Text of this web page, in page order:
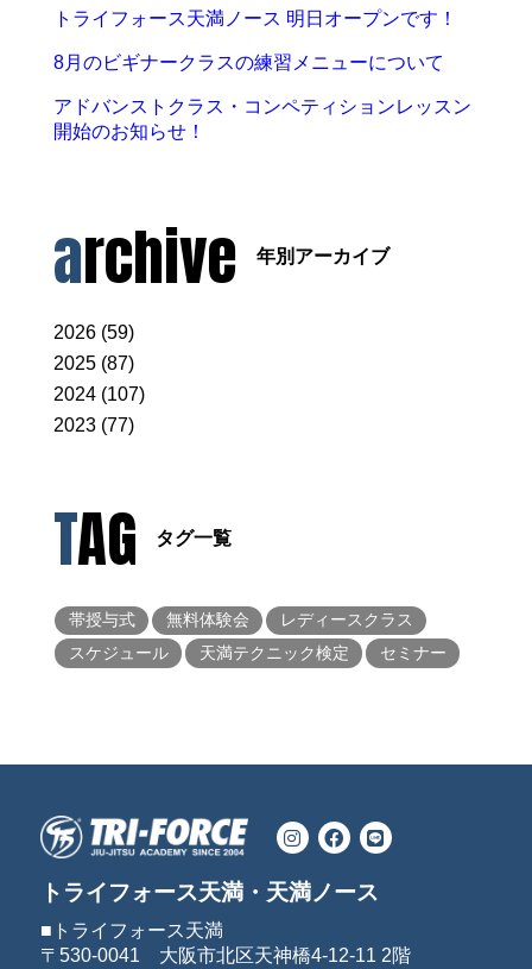
トライフォース天満ノース 明日オープンです！
8月のビギナークラスの練習メニューについて
アドバンストクラス・コンペティションレッスン
開始のお知らせ！
archive 年別アーカイブ
2026 (59)
2025 (87)
2024 (107)
2023 (77)
TAG タグ一覧
帯授与式 無料体験会
レディースクラス
スケジュール
天満テクニック検定 セミナー
トライフォース天満・天満ノース
■トライフォース天満
〒530-0041 大阪市北区天神橋4-12-11 2階